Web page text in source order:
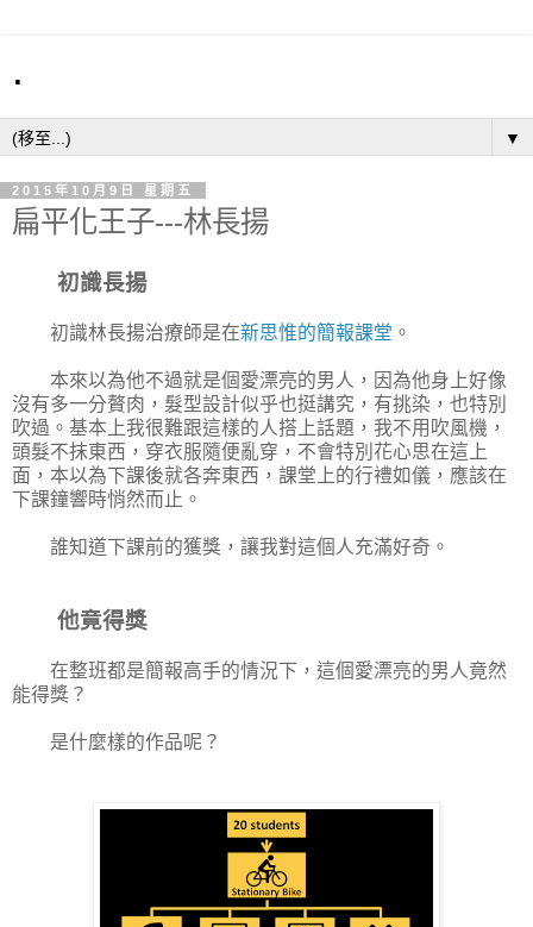
.
▼
2015年10月9日 星期五
扁平化王子---林長揚
初識長揚
初識林長揚治療師是在新思惟的簡報課堂 。
本來以為他不過就是個愛漂亮的男人，因為他身上好像
沒有多一分贅肉，髮型設計似乎也挺講究，有挑染，也特別
吹過。基本上我很難跟這樣的人搭上話題，我不用吹風機，
頭髮不抹東西，穿衣服隨便亂穿，不會特別花心思在這上
面，本以為下課後就各奔東西，課堂上的行禮如儀，應該在
下課鐘響時悄然而止。
誰知道下課前的獲獎，讓我對這個人充滿好奇。
他竟得獎
在整班都是簡報高手的情況下，這個愛漂亮的男人竟然
能得獎？
是什麼樣的作品呢？